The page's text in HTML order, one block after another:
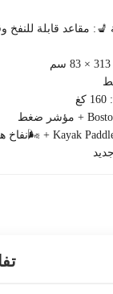
مقاعد قابلة للنفخ